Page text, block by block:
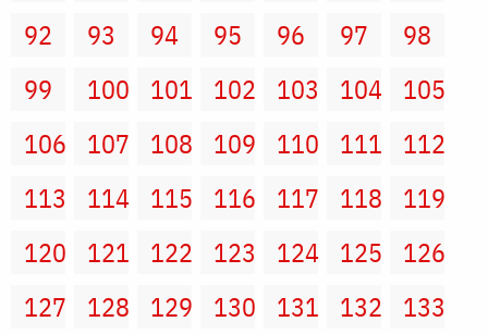
92
93 94 95 96 97
98
99
100 101 102 103 104
105
106
107 108 109 110 111
112
113
114 115 116 117 118
119
120
121 122 123 124 125
126
127
128 129 130 131 132
133